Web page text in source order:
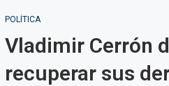
POLÍTICA
Vladimir Cerrón
recuperar sus